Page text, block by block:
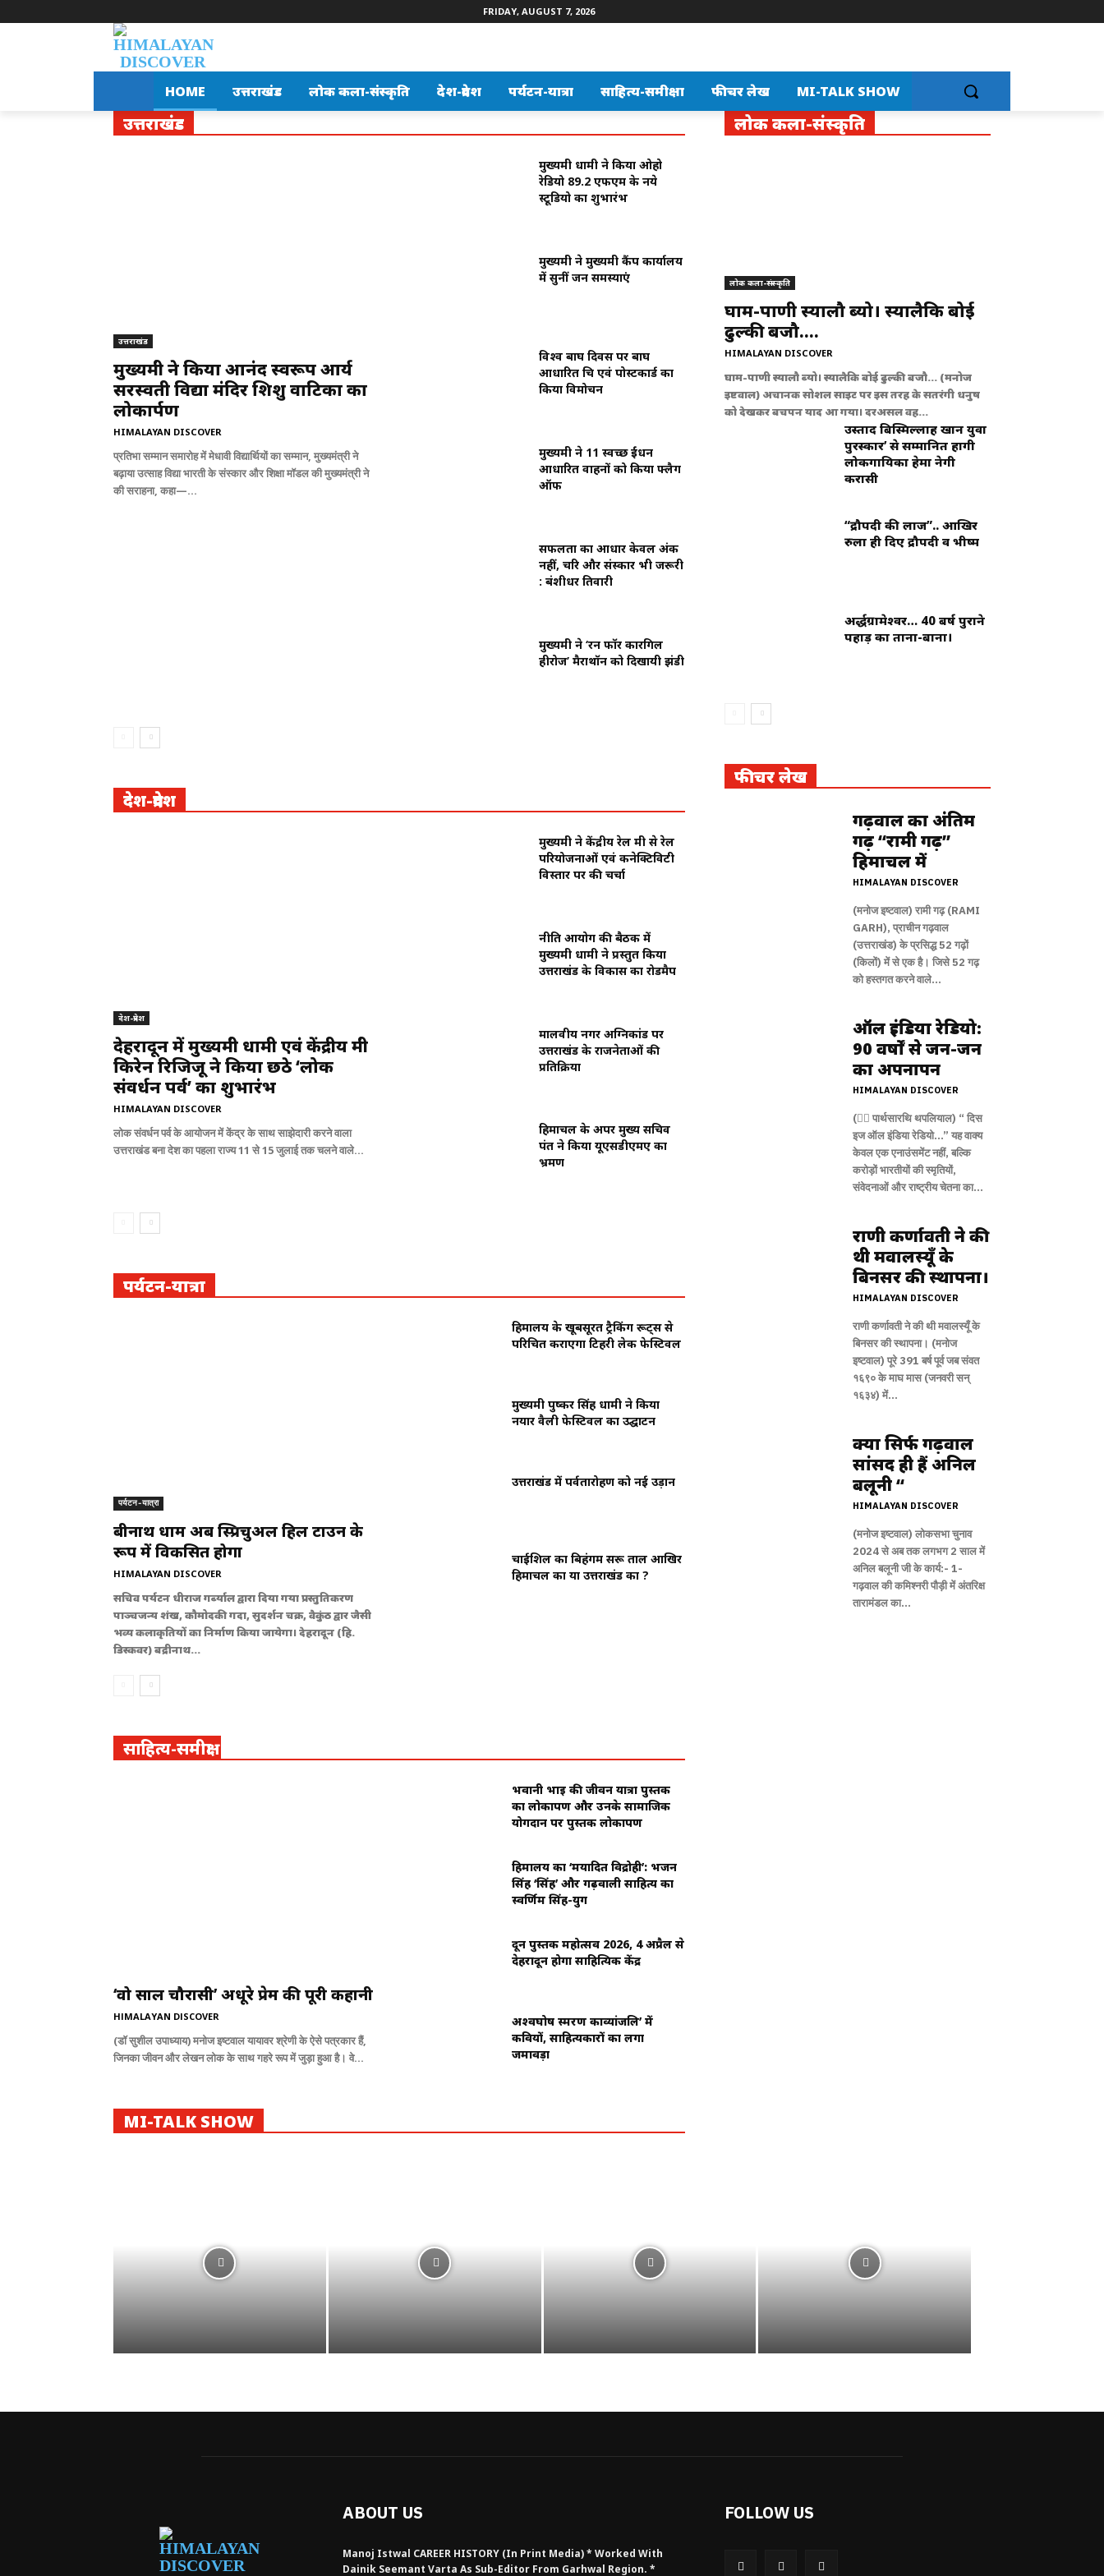
FRIDAY, AUGUST 7, 2026
HOME उत्तराखंड लोक कला-संस्कृति देश-प्रदेश पर्यटन-यात्रा साहित्य-समीक्षा फीचर लेख MI-TALK SHOW
उत्तराखंड
उत्तराखंड
मुख्यमंत्री ने किया आनंद स्वरूप आर्य
सरस्वती विद्या मंदिर शिशु वाटिका का
लोकार्पण
HIMALAYAN DISCOVER
प्रतिभा सम्मान समारोह में मेधावी विद्यार्थियों का सम्मान, मुख्यमंत्री ने
बढ़ाया उत्साह विद्या भारती के संस्कार और शिक्षा मॉडल की मुख्यमंत्री ने
की सराहना, कहा—...
मुख्यमंत्री धामी ने किया ओहो
रेडियो 89.2 एफएम के नये
स्टूडियो का शुभारंभ
मुख्यमंत्री ने मुख्यमंत्री कैंप कार्यालय
में सुनीं जन समस्याएं
विश्व बाघ दिवस पर बाघ
आधारित चित्र एवं पोस्टकार्ड का
किया विमोचन
मुख्यमंत्री ने 11 स्वच्छ ईंधन
आधारित वाहनों को किया फ्लैग
ऑफ
सफलता का आधार केवल अंक
नहीं, चरित्र और संस्कार भी जरूरी
: बंशीधर तिवारी
मुख्यमंत्री ने ‘रन फॉर कारगिल
हीरोज’ मैराथॉन को दिखायी झंडी
देश-प्रदेश
देश-प्रदेश
देहरादून में मुख्यमंत्री धामी एवं केंद्रीय मंत्री
किरेन रिजिजू ने किया छठे ‘लोक
संवर्धन पर्व’ का शुभारंभ
HIMALAYAN DISCOVER
लोक संवर्धन पर्व के आयोजन में केंद्र के साथ साझेदारी करने वाला
उत्तराखंड बना देश का पहला राज्य 11 से 15 जुलाई तक चलने वाले...
मुख्यमंत्री ने केंद्रीय रेल मंत्री से रेल
परियोजनाओं एवं कनेक्टिविटी
विस्तार पर की चर्चा
नीति आयोग की बैठक में
मुख्यमंत्री धामी ने प्रस्तुत किया
उत्तराखंड के विकास का रोडमैप
मालवीय नगर अग्निकांड पर
उत्तराखंड के राजनेताओं की
प्रतिक्रिया
हिमाचल के अपर मुख्य सचिव
पंत ने किया यूएसडीएमए का
भ्रमण
पर्यटन-यात्रा
पर्यटन-यात्रा
बद्रीनाथ धाम अब स्प्रिचुअल हिल टाउन के
रूप में विकसित होगा
HIMALAYAN DISCOVER
सचिव पर्यटन धीराज गर्ब्याल द्वारा दिया गया प्रस्तुतिकरण
पाञ्चजन्य शंख, कौमोदकी गदा, सुदर्शन चक्र, वैकुंठ द्वार जैसी
भव्य कलाकृतियों का निर्माण किया जायेगा। देहरादून (हि.
डिस्कवर) बद्रीनाथ...
हिमालय के खूबसूरत ट्रैकिंग रूट्स से
परिचित कराएगा टिहरी लेक फेस्टिवल
मुख्यमंत्री पुष्कर सिंह धामी ने किया
नयार वैली फेस्टिवल का उद्घाटन
उत्तराखंड में पर्वतारोहण को नई उड़ान
चाईशिल का बिहंगम सरू ताल आखिर
हिमाचल का या उत्तराखंड का ?
साहित्य-समीक्षा
‘वो साल चौरासी’ अधूरे प्रेम की पूरी कहानी
HIMALAYAN DISCOVER
(डॉ सुशील उपाध्याय) मनोज इष्टवाल यायावर श्रेणी के ऐसे पत्रकार हैं,
जिनका जीवन और लेखन लोक के साथ गहरे रूप में जुड़ा हुआ है। वे...
भवानी भाई की जीवन यात्रा पुस्तक
का लोकार्पण और उनके सामाजिक
योगदान पर पुस्तक लोकार्पण
हिमालय का ‘मर्यादित विद्रोही’: भजन
सिंह ‘सिंह’ और गढ़वाली साहित्य का
स्वर्णिम सिंह-युग
दून पुस्तक महोत्सव 2026, 4 अप्रैल से
देहरादून होगा साहित्यिक केंद्र
अश्वघोष स्मरण काव्यांजलि’ में
कवियों, साहित्यकारों का लगा
जमावड़ा
लोक कला-संस्कृति
लोक कला-संस्कृति
घाम-पाणी स्यालौ ब्यो। स्यालैकि बोई
ढुल्की बजौ….
HIMALAYAN DISCOVER
घाम-पाणी स्यालौ ब्यो। स्यालैकि बोई ढुल्की बजौ... (मनोज
इष्टवाल) अचानक सोशल साइट पर इस तरह के सतरंगी धनुष
को देखकर बचपन याद आ गया। दरअसल वह...
उस्ताद बिस्मिल्लाह खान युवा
पुरस्कार’ से सम्मानित होंगी
लोकगायिका हेमा नेगी
करासी
“द्रौपदी की लाज”.. आखिर
रुला ही दिए द्रौपदी व भीष्म
अर्द्धग्रामेश्वर… 40 बर्ष पुराने
पहाड़ का ताना-बाना।
फीचर लेख
गढ़वाल का अंतिम
गढ़ “रामी गढ़”
हिमाचल में
HIMALAYAN DISCOVER
(मनोज इष्टवाल) रामी गढ़ (RAMI
GARH), प्राचीन गढ़वाल
(उत्तराखंड) के प्रसिद्ध 52 गढ़ों
(किलों) में से एक है। जिसे 52 गढ़
को हस्तगत करने वाले...
ऑल इंडिया रेडियो:
90 वर्षों से जन-जन
का अपनापन
HIMALAYAN DISCOVER
(✍🏻 पार्थसारथि थपलियाल) “ दिस
इज ऑल इंडिया रेडियो…” यह वाक्य
केवल एक एनाउंसमेंट नहीं, बल्कि
करोड़ों भारतीयों की स्मृतियों,
संवेदनाओं और राष्ट्रीय चेतना का...
राणी कर्णावती ने की
थी मवालस्यूँ के
बिनसर की स्थापना।
HIMALAYAN DISCOVER
राणी कर्णावती ने की थी मवालस्यूँ के
बिनसर की स्थापना। (मनोज
इष्टवाल) पूरे 391 बर्ष पूर्व जब संवत
१६९० के माघ मास (जनवरी सन्
१६३४) में...
क्या सिर्फ गढ़वाल
सांसद ही हैं अनिल
बलूनी “
HIMALAYAN DISCOVER
(मनोज इष्टवाल) लोकसभा चुनाव
2024 से अब तक लगभग 2 साल में
अनिल बलूनी जी के कार्य:- 1-
गढ़वाल की कमिश्नरी पौड़ी में अंतरिक्ष
तारामंडल का...
MI-TALK SHOW
ABOUT US
Manoj Istwal CAREER HISTORY (in Print Media) * Worked With
Dainik Seemant Varta As Sub-Editor From Garhwal Region. *
FOLLOW US